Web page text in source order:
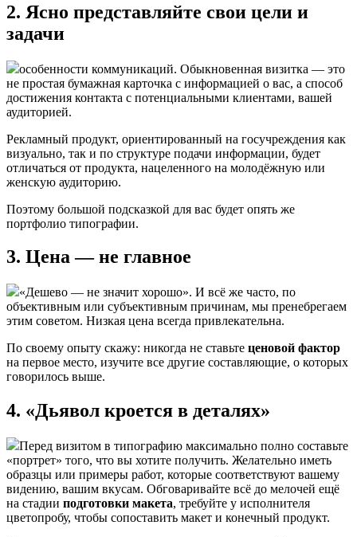
2. Ясно представляйте свои цели и
задачи
особенности коммуникаций. Обыкновенная визитка — это
не простая бумажная карточка с информацией о вас, а способ
достижения контакта с потенциальными клиентами, вашей
аудиторией.
Рекламный продукт, ориентированный на госучреждения как
визуально, так и по структуре подачи информации, будет
отличаться от продукта, нацеленного на молодёжную или
женскую аудиторию.
Поэтому большой подсказкой для вас будет опять же
портфолио типографии.
3. Цена — не главное
«Дешево — не значит хорошо». И всё же часто, по
объективным или субъективным причинам, мы пренебрегаем
этим советом. Низкая цена всегда привлекательна.
По своему опыту скажу: никогда не ставьте ценовой фактор
на первое место, изучите все другие составляющие, о которых
говорилось выше.
4. «Дьявол кроется в деталях»
Перед визитом в типографию максимально полно составьте
«портрет» того, что вы хотите получить. Желательно иметь
образцы или примеры работ, которые соответствуют вашему
видению, вашим вкусам. Обговаривайте всё до мелочей ещё
на стадии подготовки макета, требуйте у исполнителя
цветопробу, чтобы сопоставить макет и конечный продукт.